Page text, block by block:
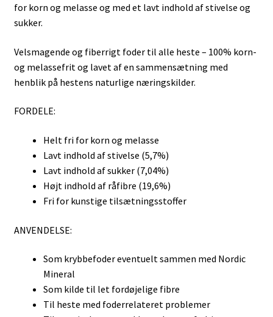
for korn og melasse og med et lavt indhold af stivelse og
sukker.
Velsmagende og fiberrigt foder til alle heste – 100% korn-
og melassefrit og lavet af en sammensætning med
henblik på hestens naturlige næringskilder.
FORDELE:
Helt fri for korn og melasse
Lavt indhold af stivelse (5,7%)
Lavt indhold af sukker (7,04%)
Højt indhold af råfibre (19,6%)
Fri for kunstige tilsætningsstoffer
ANVENDELSE:
Som krybbefoder eventuelt sammen med Nordic
Mineral
Som kilde til let fordøjelige fibre
Til heste med foderrelateret problemer